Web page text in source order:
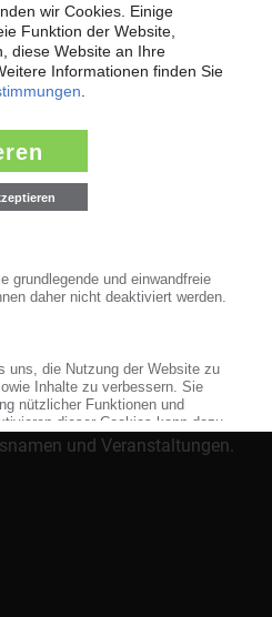
der Kunststoffindustrie
bereits seit 1996 die Fach-
"Kunststoffe". Im Fokus
die Preisentwicklung für
Verpackungen.
geeignete
sowie nützlichen Service-
und Veranstaltungen.